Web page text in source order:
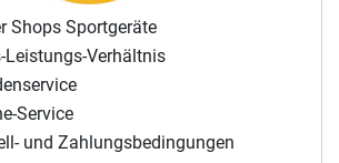
Shops Sportgeräte
Leistungs-Verhältnis
Service
und Zahlungsbedingungen